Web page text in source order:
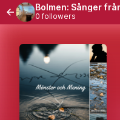
Bolmen: Sånger
0 followers